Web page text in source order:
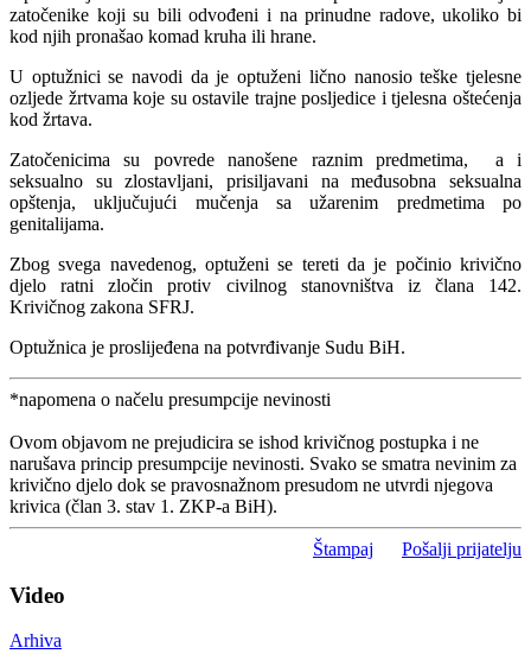
zatočenike koji su bili odvođeni i na prinudne radove, ukoliko bi
kod njih pronašao komad kruha ili hrane.
U optužnici se navodi da je optuženi lično nanosio teške tjelesne
ozljede žrtvama koje su ostavile trajne posljedice i tjelesna oštećenja
kod žrtava.
Zatočenicima su povrede nanošene raznim predmetima, a i
seksualno su zlostavljani, prisiljavani na međusobna seksualna
opštenja, uključujući mučenja sa užarenim predmetima po
genitalijama.
Zbog svega navedenog, optuženi se tereti da je počinio krivično
djelo ratni zločin protiv civilnog stanovništva iz člana 142.
Krivičnog zakona SFRJ.
Optužnica je proslijeđena na potvrđivanje Sudu BiH.
*napomena o načelu presumpcije nevinosti
Ovom objavom ne prejudicira se ishod krivičnog postupka i ne
narušava princip presumpcije nevinosti. Svako se smatra nevinim za
krivično djelo dok se pravosnažnom presudom ne utvrdi njegova
krivica (član 3. stav 1. ZKP-a BiH).
Štampaj Pošalji prijatelju
Video
Arhiva